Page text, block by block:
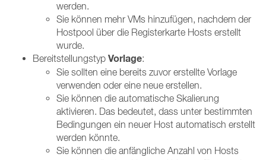
werden.
Sie können mehr VMs hinzufügen, nachdem der
Hostpool über die Registerkarte Hosts erstellt
wurde.
Bereitstellungstyp Vorlage:
Sie sollten eine bereits zuvor erstellte Vorlage
verwenden oder eine neue erstellen.
Sie können die automatische Skalierung
aktivieren. Das bedeutet, dass unter bestimmten
Bedingungen ein neuer Host automatisch erstellt
werden könnte.
Sie können die anfängliche Anzahl von Hosts